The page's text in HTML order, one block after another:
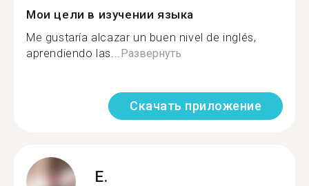
Мои цели в изучении языка
Me gustaría alcazar un buen nivel de inglés,
aprendiendo las... Развернуть
Скачать приложение
E.